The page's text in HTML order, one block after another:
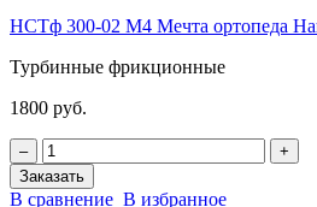
НСТф 300-02 М4 Мечта ортопеда
Турбинные фрикционные
1800 руб.
‒
+
Заказать
В сравнение В избранное